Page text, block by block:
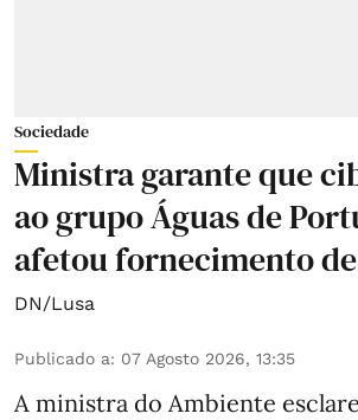
Sociedade
Ministra garante que
ao grupo Águas de
afetou fornecimento
DN/Lusa
Publicado a: 07 Agosto 2026, 13:35
A ministra do Ambiente